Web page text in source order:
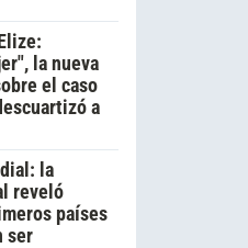
la nueva
el caso
a
la
reveló
países
ser